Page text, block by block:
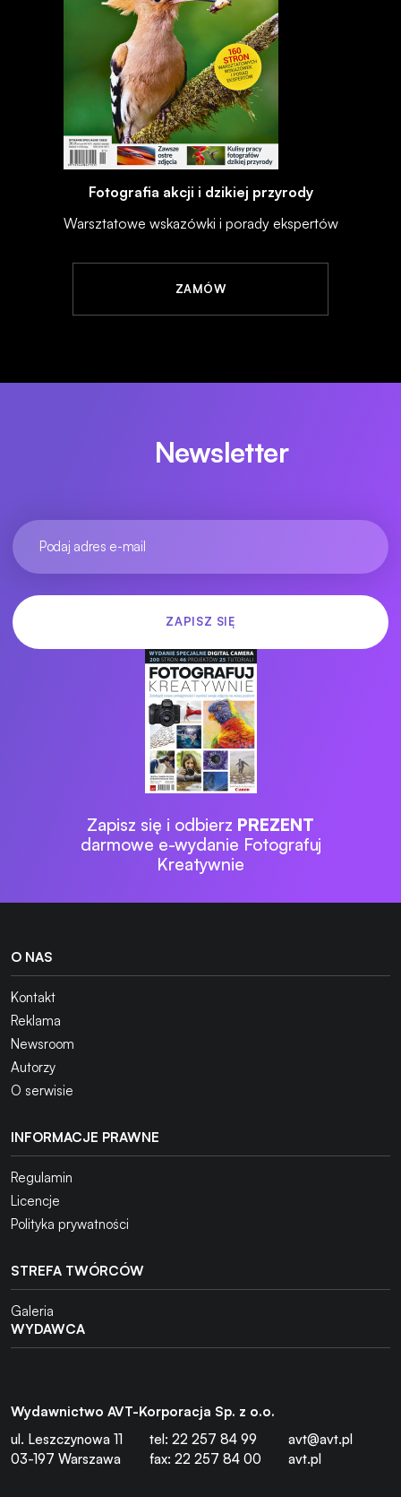
Fotografia akcji i dzikiej przyrody
Warsztatowe wskazówki i porady ekspertów
ZAMÓW
Newsletter
Zapisz się i odbierz PREZENT
darmowe e-wydanie Fotografuj
Kreatywnie
O NAS
Kontakt
Reklama
Newsroom
Autorzy
O serwisie
INFORMACJE PRAWNE
Regulamin
Licencje
Polityka prywatności
STREFA TWÓRCÓW
Galeria
WYDAWCA
Wydawnictwo AVT-Korporacja Sp. z o.o.
ul. Leszczynowa 11
03-197 Warszawa
tel: 22 257 84 99
fax: 22 257 84 00
avt@avt.pl
avt.pl